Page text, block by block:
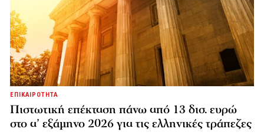
ΕΠΙΚΑΙΡΟΤΗΤΑ
Πιστωτική επέκταση πάνω από 13 δισ. ευρώ
στο α’ εξάμηνο 2026 για τις ελληνικές τράπεζες